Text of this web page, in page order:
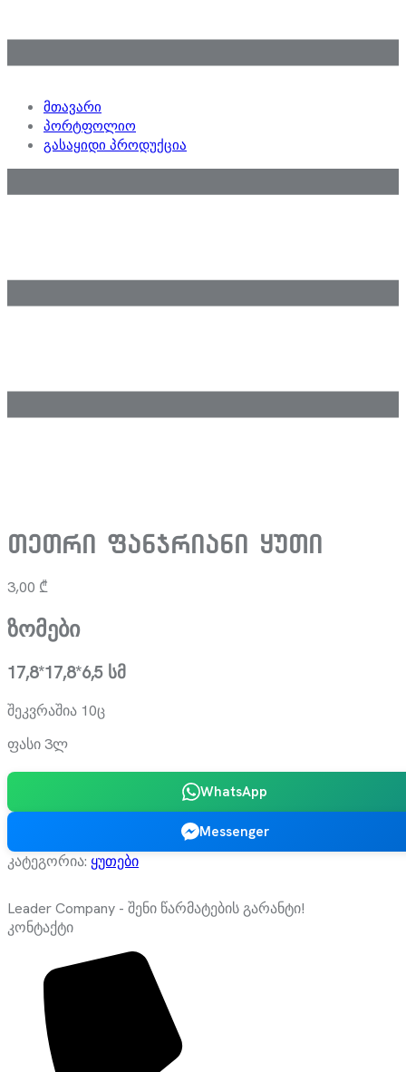
მთავარი
პორტფოლიო
გასაყიდი პროდუქცია
თეთრი ფანჯრიანი ყუთი
3,00 ₾
ზომები
17,8*17,8*6,5 სმ
შეკვრაშია 10ც
ფასი 3ლ
WhatsApp
Messenger
კატეგორია: ყუთები
Leader Company - შენი წარმატების გარანტი!
კონტაქტი